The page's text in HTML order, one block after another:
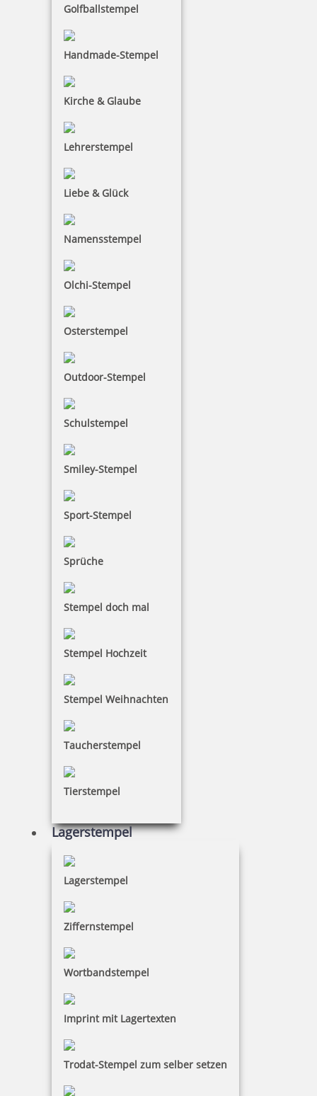
Golfballstempel
Handmade-Stempel
Kirche & Glaube
Lehrerstempel
Liebe & Glück
Namensstempel
Olchi-Stempel
Osterstempel
Outdoor-Stempel
Schulstempel
Smiley-Stempel
Sport-Stempel
Sprüche
Stempel doch mal
Stempel Hochzeit
Stempel Weihnachten
Taucherstempel
Tierstempel
Lagerstempel
Lagerstempel
Ziffernstempel
Wortbandstempel
Imprint mit Lagertexten
Trodat-Stempel zum selber setzen